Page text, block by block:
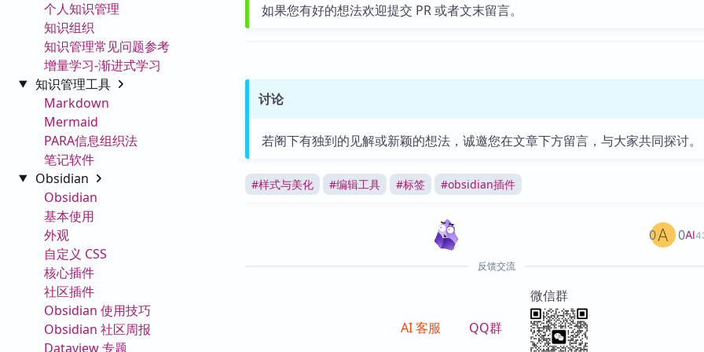
个人知识管理
知识组织
知识管理常见问题参考
增量学习-渐进式学习
知识管理工具
Markdown
Mermaid
PARA信息组织法
笔记软件
Obsidian
Obsidian
基本使用
外观
自定义 CSS
核心插件
社区插件
Obsidian 使用技巧
Obsidian 社区周报
Dataview 专题
如果您有好的想法欢迎提交 PR 或者文末留言。
讨论
若阁下有独到的见解或新颖的想法，诚邀您在文章下方留言，与大家共同探讨。
#样式与美化 #编辑工具 #标签 #obsidian插件
AI
0 0
反馈交流
AI 客服 QQ群
微信群